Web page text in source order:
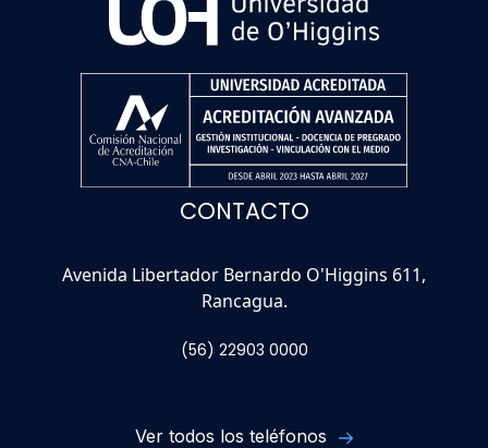
CONTACTO
Avenida Libertador Bernardo O'Higgins 611,
Rancagua.
(56) 22903 0000
Ver todos los teléfonos